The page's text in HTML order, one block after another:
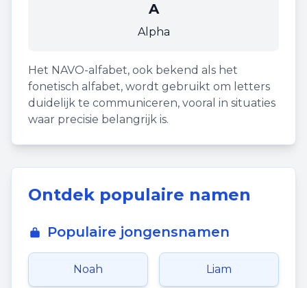
A
Alpha
Het NAVO-alfabet, ook bekend als het
fonetisch alfabet, wordt gebruikt om letters
duidelijk te communiceren, vooral in situaties
waar precisie belangrijk is.
Ontdek populaire namen
Populaire jongensnamen
Noah Liam